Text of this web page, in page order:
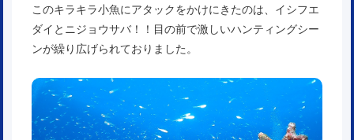
このキラキラ小魚にアタックをかけにきたのは、イシフエ
ダイとニジョウサバ！！目の前で激しいハンティングシー
ンが繰り広げられておりました。